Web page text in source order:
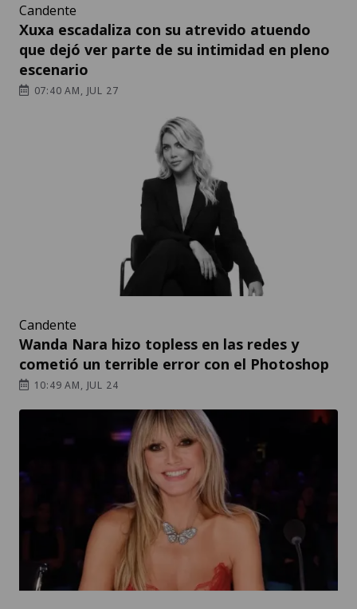
Candente
Xuxa escadaliza con su atrevido atuendo
que dejó ver parte de su intimidad en pleno
escenario
07:40 AM, JUL 27
Candente
Wanda Nara hizo topless en las redes y
cometió un terrible error con el Photoshop
10:49 AM, JUL 24